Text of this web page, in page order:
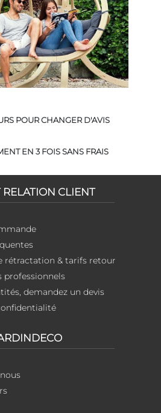
POUR CHANGER D'AVIS
EN 3 FOIS SANS FRAIS
RELATION CLIENT
rétractation & tarifs retour
professionnels
demandez un devis